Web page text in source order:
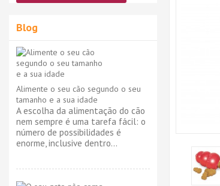
Blog
Alimente o seu cão segundo o seu
tamanho e a sua idade
A escolha da alimentação do cão
nem sempre é uma tarefa fácil: o
número de possibilidades é
enorme, inclusive dentro...